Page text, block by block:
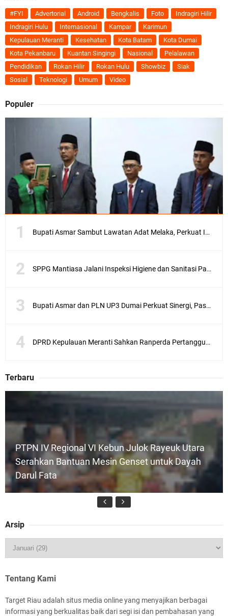
#FYI Advertorial Android Bengkalis Foto
Indragiri Hilir
Indragiri Hulu
Internasional Kampar
Karimun
Kepulauan Meranti
Kesehatan Kota Batam
Kota Dumai
Kota Pekanbaru
Kuantan Singingi Nasional
Pelalawan
Pendidikan
Rokan Hilir Rokan Hulu Showbiz
Siak
Sosial
Teknologi Umum Video
Populer
Bupati Asmar Sambut Lawatan Adat Melaka, Perkuat Ikatan Serumpun Indonesia–Malaysia di Kepulauan Meranti
SPPG Mantiasa Jalani Inspeksi Higiene dan Sanitasi Pangan
Bupati Asmar dan PLN UP3 Dumai Perkuat Sinergi, Pastikan Layanan Listrik Kepulauan Meranti Semakin Andal
DPRD Kepulauan Meranti Sahkan Ranperda Pertanggungjawaban APBD 2025, Pemkab Siap Tindaklanjuti 11 Rekomendasi Banggar
Terbaru
PTPN IV Regional VI Kebun Julok Rayeuk Utara
Serahkan Bantuan Mesin Genset untuk Dayah
Darul Fata
Jelang Ekspedisi Merah Putih Presisi Polda Riau
Arsip
Tentang Kami
Target Riau adalah situs media online yang menyajikan berbagai
informasi yang berkualitas baik dari segi isi dan pembahasan yang